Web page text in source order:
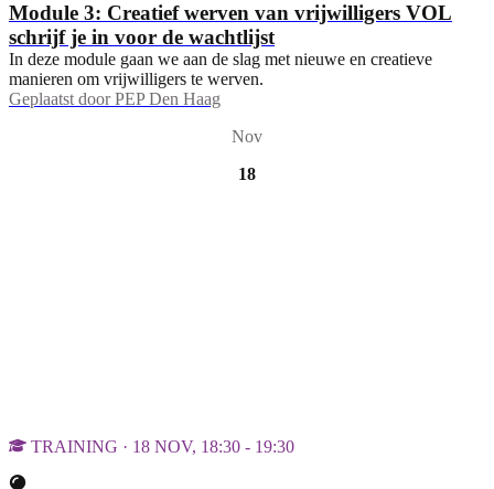
Module 3: Creatief werven van vrijwilligers VOL
schrijf je in voor de wachtlijst
In deze module gaan we aan de slag met nieuwe en creatieve
manieren om vrijwilligers te werven.
Geplaatst door PEP Den Haag
Nov
18
TRAINING · 18 NOV, 18:30 - 19:30